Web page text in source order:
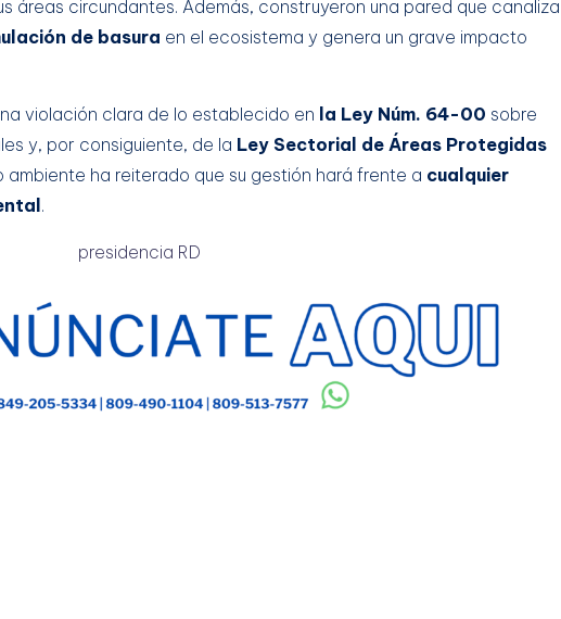
áreas circundantes. Además, construyeron una pared que canaliza
de basura en el ecosistema y genera un grave impacto
violación clara de lo establecido en la Ley Núm. 64-00 sobre
y, por consiguiente, de la Ley Sectorial de Áreas Protegidas
ambiente ha reiterado que su gestión hará frente a cualquier
.
presidencia RD